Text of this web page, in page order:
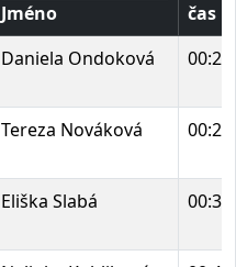
Jméno
čas
Daniela Ondoková
Tereza Nováková
Eliška Slabá